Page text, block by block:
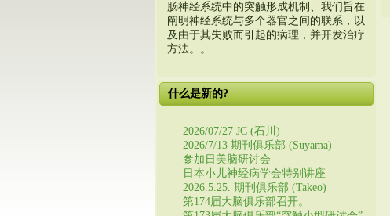
肠神经系统中的突触形成机制、我们旨在
阐明神经系统与多个器官之间的联系，以
及由于其失败而引起的病理，并开发治疗
方法。。
什么是新的?
2026/07/27 JC (石川)
2026/7/13 期刊俱乐部 (Suyama)
参加日美脑研讨会
日本小儿神经病学会特别讲座
2026.5.25. 期刊俱乐部 (Takeo)
第174届大脑俱乐部召开。